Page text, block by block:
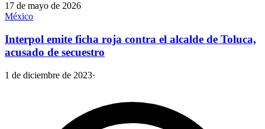
17 de mayo de 2026
México
Interpol emite ficha roja contra el alcalde de Toluca,
acusado de secuestro
1 de diciembre de 2023·